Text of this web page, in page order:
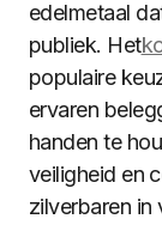
edelmetaal
publiek. Het
populaire
ervaren
handen te
veiligheid en
zilverbaren in